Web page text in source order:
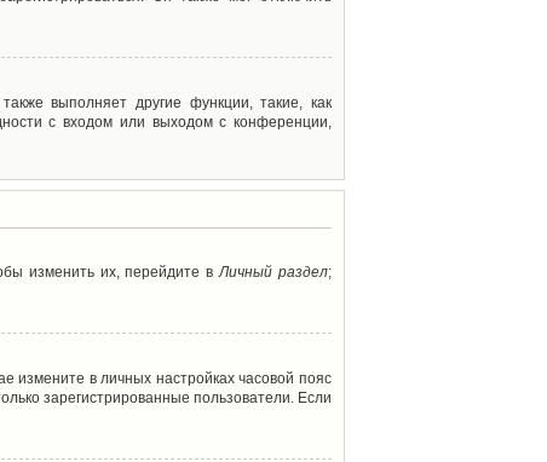
выполняет другие функции, такие, как
с входом или выходом с конференции,
изменить их, перейдите вЛичный раздел;
измените в личных настройках часовой пояс
зарегистрированные пользователи. Если